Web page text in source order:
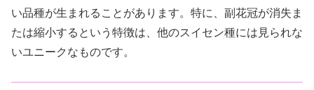
い品種が生まれることがあります。特に、副花冠が消失ま
たは縮小するという特徴は、他のスイセン種には見られな
いユニークなものです。